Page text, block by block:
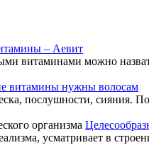
– Аевит
витаминами можно
витамины нужны волосам
послушности, сияния.
усматривает в